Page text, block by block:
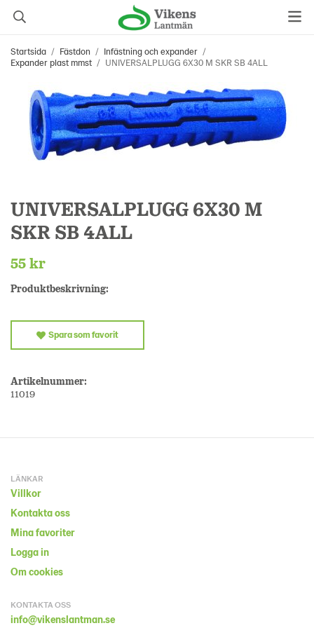
Startsida / Fästdon / Infästning och expander /
Expander plast mmst / UNIVERSALPLUGG 6X30 M SKR SB 4ALL
UNIVERSALPLUGG 6X30 M
SKR SB 4ALL
55 kr
Produktbeskrivning:
Spara som favorit
Artikelnummer:
11019
LÄNKAR
Villkor
Kontakta oss
Mina favoriter
Logga in
Om cookies
KONTAKTA OSS
info@vikenslantman.se